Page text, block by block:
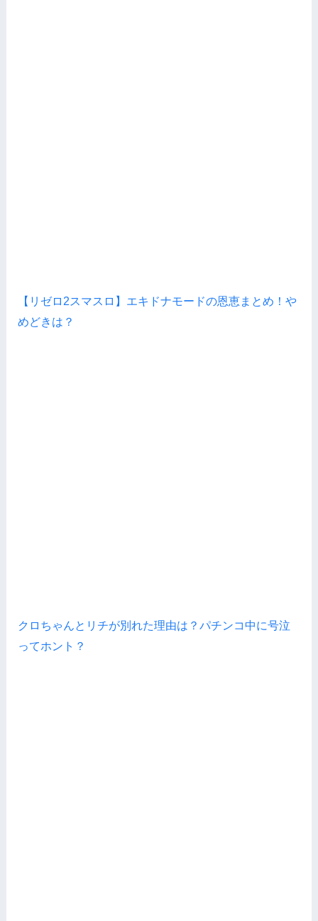
【リゼロ2スマスロ】エキドナモードの恩恵まとめ！や
めどきは？
クロちゃんとリチが別れた理由は？パチンコ中に号泣
ってホント？